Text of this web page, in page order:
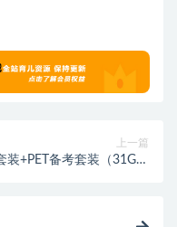
上一篇
+PET备考套装（31G合